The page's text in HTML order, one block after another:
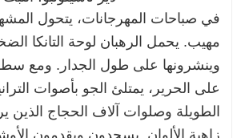
في صباحات المهرجانات، يتحول
مهيب. يحمل الرهبان لوحة التانكا
وينشرونها على طول الجدار. ومع
على الحرير، يمتلئ الجو بأصوات
الطويلة وصلوات آلاف الحجاج الذين